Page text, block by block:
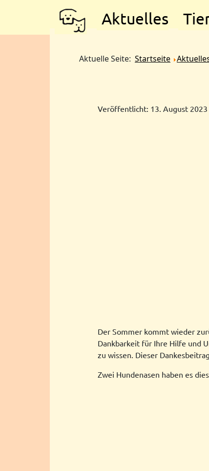
Aktuelles
Aktuelle Seite: Startseite
Veröffentlicht: 13. August 2023
Der Sommer kommt wieder
Dankbarkeit für Ihre Hilfe und
zu wissen. Dieser
Zwei Hundenasen haben es